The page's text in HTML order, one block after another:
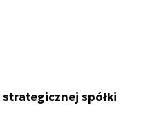
strategicznej spółki